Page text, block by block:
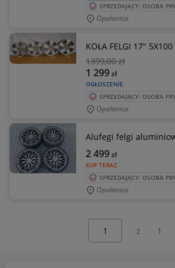
SPRZEDAJĄCY: OSOBA
Opalenica
KOŁA FELGI 17"
1399,00 zł
OGŁOSZENIE
1 299zł
SPRZEDAJĄCY: OSOBA
Opalenica
Alufegi felgi
KUP TERAZ
2 499zł
SPRZEDAJĄCY: OSOBA
Opalenica
z 1